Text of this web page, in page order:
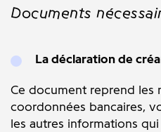
Documents
La déclaration de
Ce document reprend les
coordonnées bancaires,
les autres informations